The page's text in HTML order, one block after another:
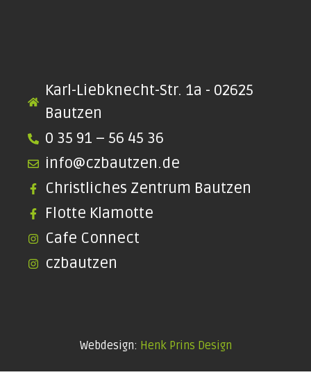
Karl-Liebknecht-Str. 1a - 02625
Bautzen
0 35 91 – 56 45 36
info@czbautzen.de
Christliches Zentrum Bautzen
Flotte Klamotte
Cafe Connect
czbautzen
Webdesign: Henk Prins Design